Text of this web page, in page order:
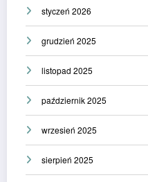
styczeń 2026
grudzień 2025
listopad 2025
październik 2025
wrzesień 2025
sierpień 2025